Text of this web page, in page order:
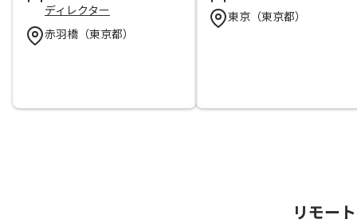
ディレクター
赤羽橋（東京都）
東京（東京都）
リモー